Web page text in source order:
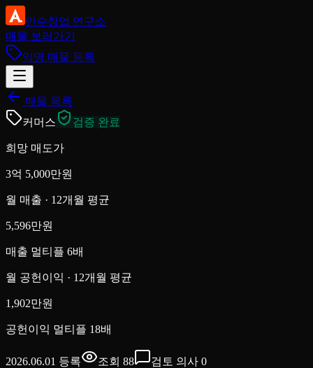
인수창업 연구소
매물 보러가기
익명 매물 등록
매물 목록
커머스
검증 완료
희망 매도가
3억 5,000만원
월 매출 · 12개월 평균
5,596만원
매출 멀티플 6배
월 공헌이익 · 12개월 평균
1,902만원
공헌이익 멀티플 18배
2026.06.01 등록 조회 88 검토 의사 0